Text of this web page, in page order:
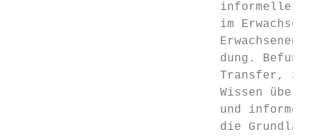
informelles
im
Erwachsenen-
dung. Befunde
                             Transfer, 3
Wissen über
und
die Grundlage